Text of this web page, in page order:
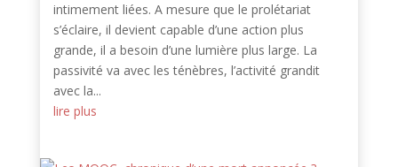
intimement liées. A mesure que le prolétariat
s’éclaire, il devient capable d’une action plus
grande, il a besoin d’une lumière plus large. La
passivité va avec les ténèbres, l’activité grandit
avec la...
lire plus